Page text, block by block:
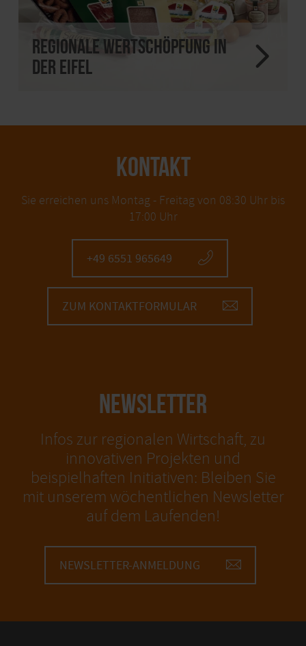
Regionale Wertschöpfung in
der Eifel
KONTAKT
Sie erreichen uns Montag - Freitag von 08:30 Uhr bis
17:00 Uhr
+49 6551 965649
ZUM KONTAKTFORMULAR
NEWSLETTER
Infos zur regionalen Wirtschaft, zu
innovativen Projekten und
beispielhaften Initiativen: Bleiben Sie
mit unserem wöchentlichen Newsletter
auf dem Laufenden!
NEWSLETTER-ANMELDUNG